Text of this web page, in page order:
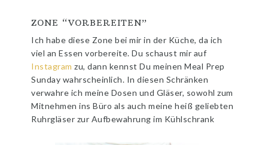
ZONE “VORBEREITEN”
Ich habe diese Zone bei mir in der Küche, da ich
viel an Essen vorbereite. Du schaust mir auf
Instagram zu, dann kennst Du meinen Meal Prep
Sunday wahrscheinlich. In diesen Schränken
verwahre ich meine Dosen und Gläser, sowohl zum
Mitnehmen ins Büro als auch meine heiß geliebten
Ruhrgläser zur Aufbewahrung im Kühlschrank